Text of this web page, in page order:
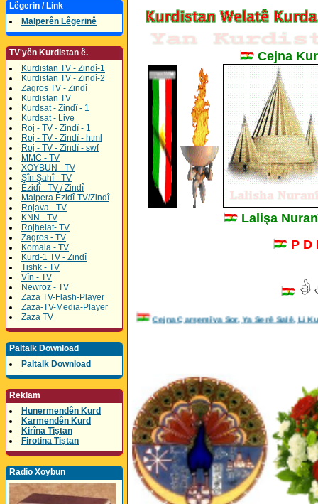
Lêgerin / Link
Malperên Lêgerinê
TV'yên Kurdistan ê.
Kurdistan TV - Zindî-1
Kurdistan TV - Zindî-2
Zagros TV - Zindî
Kurdistan TV
Kurdsat - Zindî - 1
Kurdsat - Live
Roj - TV - Zindî - 1
Roj - TV - Zindî - html
Roj - TV - Zindî - swf
MMC - TV
XOYBUN - TV
Şîn Şahî - TV
Êzidî - TV / Zindî
Malpera Êzidî-TV/Zindî
Rojava - TV
KNN - TV
Rojhelat- TV
Zagros - TV
Komala - TV
Kurd-1 TV - Zindî
Tishk - TV
Vîn - TV
Newroz - TV
Zaza TV-Flash-Player
Zaza-TV-Media-Player
Zaza TV
Paltalk Download
Paltalk Download
Reklam
Hunermendên Kurd
Karmendên Kurd
Kirîna Tiştan
Firotina Tiştan
Radio Xoybun
Cejna
Lalişa
P D
Cejna Çarşemîya Sor, Ya Serê Salê,